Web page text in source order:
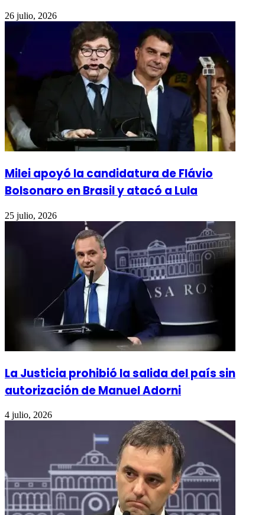
26 julio, 2026
Milei apoyó la candidatura de Flávio
Bolsonaro en Brasil y atacó a Lula
25 julio, 2026
La Justicia prohibió la salida del país sin
autorización de Manuel Adorni
4 julio, 2026